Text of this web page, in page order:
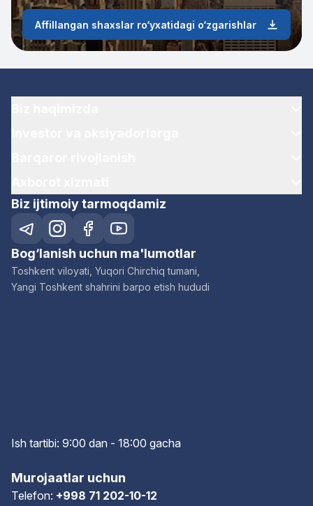
Affillangan shaxslar ro‘yxatidagi o‘zgarishlar
Biz ijtimoiy tarmoqdamiz
Bog‘lanish uchun ma'lumotlar
Toshkent viloyati, Yuqori Chirchiq tumani,
Yangi Toshkent shahrini barpo etish hududi
Ish tartibi: 9:00 dan - 18:00 gacha
Murojaatlar uchun
Telefon: +998 71 202-10-12